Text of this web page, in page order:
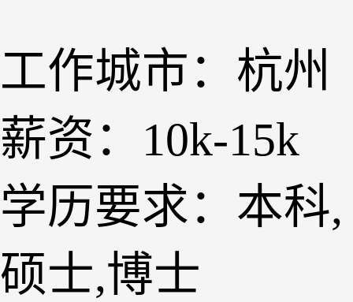
工作城市：杭州
薪资：10k-15k
学历要求：本科,
硕士,博士